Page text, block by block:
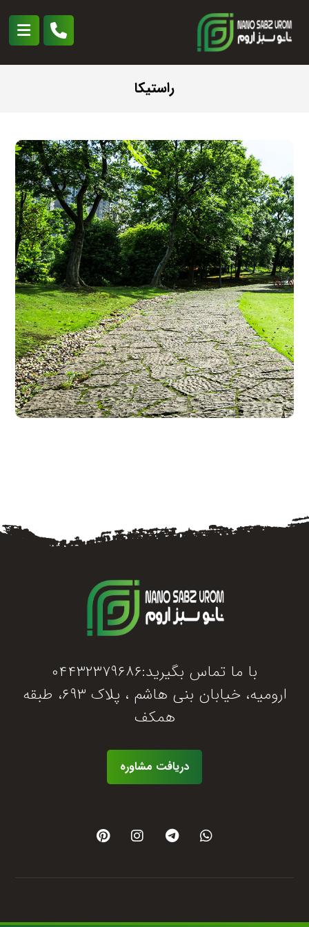
راستیکا
با ما تماس بگیرید:۰۴۴۳۲۳۷۹۶۸۶
ارومیه، خیابان بنی هاشم ، پلاک ۶۹۳، طبقه
همکف
دریافت مشاوره